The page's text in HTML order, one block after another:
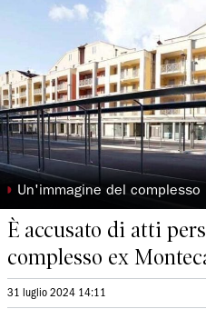
◗ Un'immagine del complesso
È accusato di atti
complesso ex
31 luglio 2024 14:11